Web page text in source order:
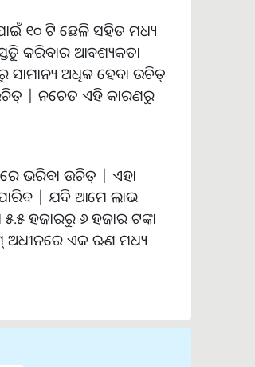
ପାଇଁ ୧୦ ଟି ଛେଳି ସହିତ ମଧ୍ୟ
କରିବାର ଆବଶ୍ୟକତା
ସାମାନ୍ୟ ଅଧିକ ହେବା ଉଚିତ୍
ଉଚିତ୍ | ନଚେତ ଏହି କାରଣରୁ
ଭରିବା ଉଚିତ୍ | ଏହା
| ଯଦି ଆମେ ଲାଭ
ହଜାରରୁ ୬ ହଜାର ଟଙ୍କା
ଅଧୀନରେ ଏକ ଋଣ ମଧ୍ୟ